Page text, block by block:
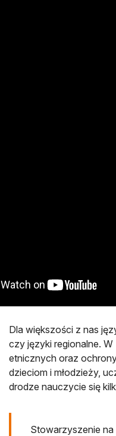
Dla większości z nas
czy języki regionalne.
etnicznych oraz
dzieciom i młodzieży,
drodze nauczycie się
Stowarzyszenie na